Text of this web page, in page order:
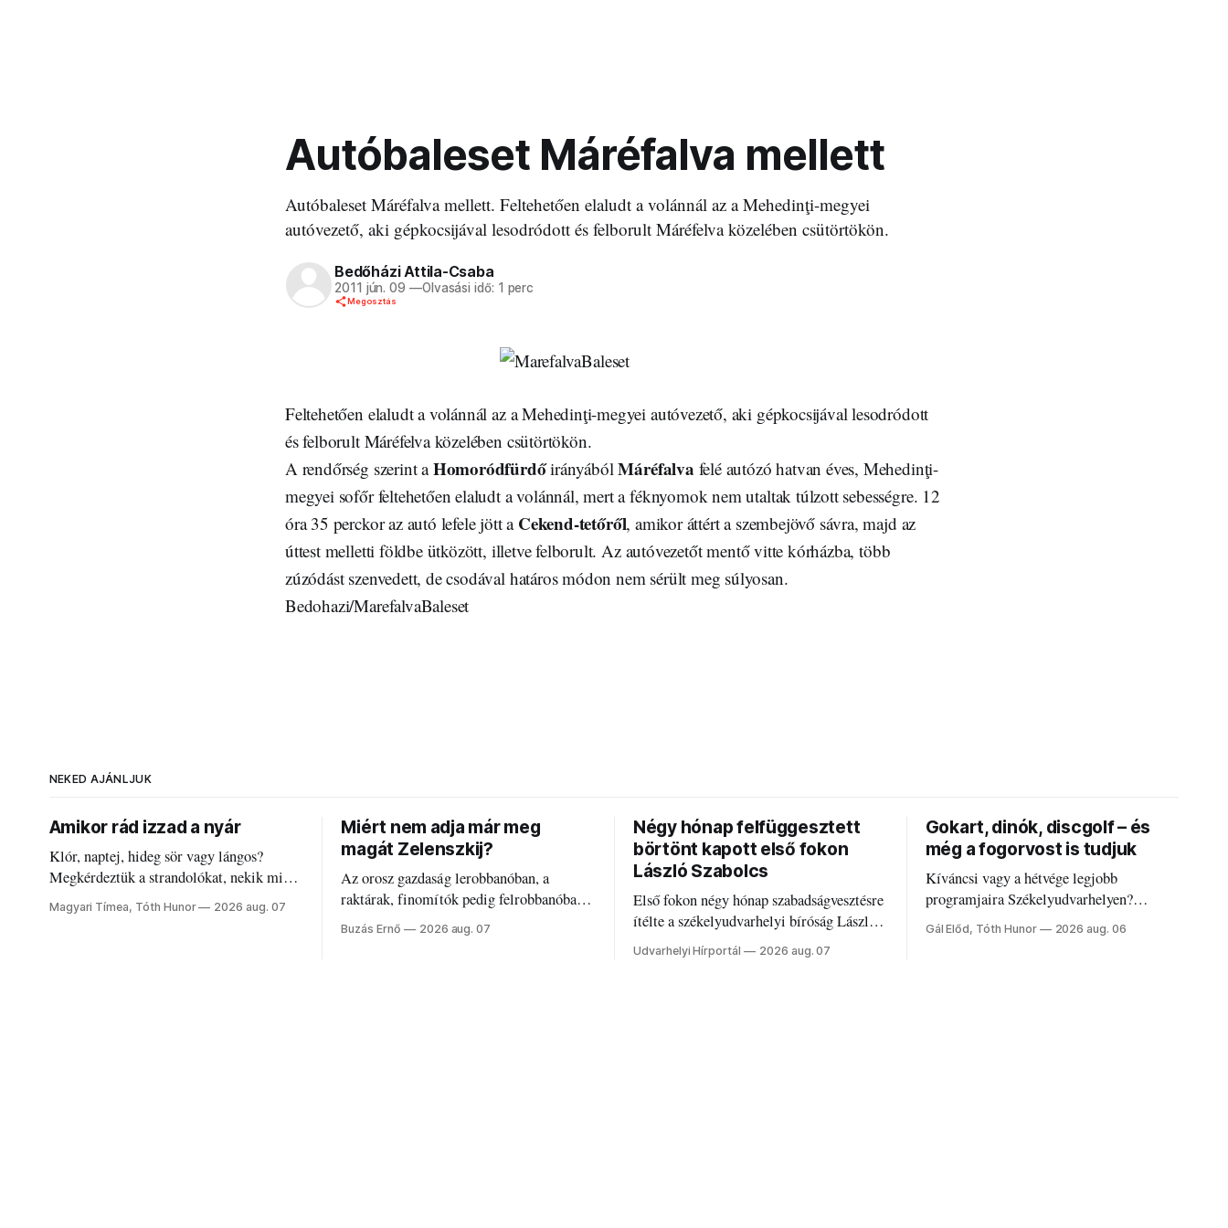
Autóbaleset Máréfalva mellett
Autóbaleset Máréfalva mellett. Feltehetően elaludt a volánnál az a Mehedinţi-megyei
autóvezető, aki gépkocsijával lesodródott és felborult Máréfelva közelében csütörtökön.
Bedőházi Attila-Csaba
2011 jún. 09 —Olvasási idő: 1 perc
Megosztás
Feltehetően elaludt a volánnál az a Mehedinţi-megyei autóvezető, aki gépkocsijával lesodródott
és felborult Máréfelva közelében csütörtökön.
A rendőrség szerint aHomoródfürdőirányábólMáréfalva felé autózó hatvan éves, Mehedinţi-
megyei sofőr feltehetően elaludt a volánnál, mert a féknyomok nem utaltak túlzott sebességre. 12
óra 35 perckor az autó lefele jött a Cekend-tetőről, amikor áttért a szembejövő sávra, majd az
úttest melletti földbe ütközött, illetve felborult. Az autóvezetőt mentő vitte kórházba, több
zúzódást szenvedett, de csodával határos módon nem sérült meg súlyosan.
Bedohazi/MarefalvaBaleset
NEKED AJÁNLJUK
Amikor rád izzad a nyár
Klór, naptej, hideg sör vagy lángos?
Megkérdeztük a strandolókat, nekik mi
jelenti a nyarat, és hogyan bírják a
kánikulát.
Magyari Tímea, Tóth Hunor 2026 aug. 07
Miért nem adja már meg
magát Zelenszkij?
Az orosz gazdaság lerobbanóban, a
raktárak, finomítók pedig felrobbanóban.
Akárcsak az ukrán népharag, amikor
elégedetlen vezetőivel.
Buzás Ernő 2026 aug. 07
Négy hónap felfüggesztett
börtönt kapott első fokon
László Szabolcs
Első fokon négy hónap szabadságvesztésre
ítélte a székelyudvarhelyi bíróság László
Szabolcsot.
Udvarhelyi Hírportál 2026 aug. 07
Gokart, dinók, discgolf – és
még a fogorvost is tudjuk
Kíváncsi vagy a hétvége legjobb
programjaira Székelyudvarhelyen?
Nálunk megtalálod őket – sőt, ha baj van a
fogaddal, a fogorvosi ügyeletet is!
Gál Előd, Tóth Hunor 2026 aug. 06